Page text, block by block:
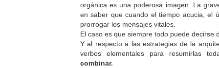
orgánica es una poderosa imagen. La
en saber que cuando el tiempo acucia, el
prorrogar los mensajes vitales.
El caso es que siempre todo puede decirse
Y al respecto a las estrategias de la
verbos elementales para resumirlas
combinar.